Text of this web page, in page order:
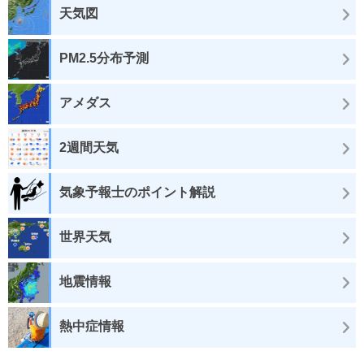
天気図
PM2.5分布予測
アメダス
2週間天気
気象予報士のポイント解説
世界天気
地震情報
熱中症情報